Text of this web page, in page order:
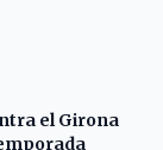
el Girona